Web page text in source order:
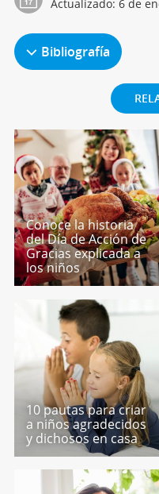
Actualizado: 6 de
Bibliografía
Conoce la historia
del Día de Acción de
Gracias explicada a
los niños
10 pautas para criar
a niños agradecidos
y dichosos en casa